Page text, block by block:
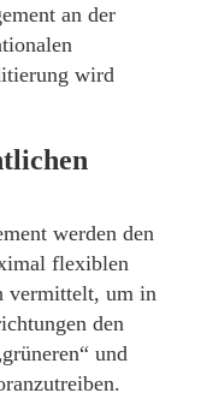
an der
wird
werden den
flexiblen
vermittelt, um in
den
und